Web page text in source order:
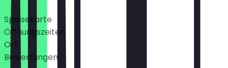
Deals
Speisekarte
Öffnungszeiten
Ort
Bewertungen